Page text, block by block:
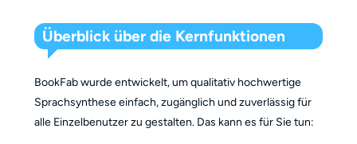
Überblick über die Kernfunktionen
BookFab wurde entwickelt, um qualitativ hochwertige
Sprachsynthese einfach, zugänglich und zuverlässig für
alle Einzelbenutzer zu gestalten. Das kann es für Sie tun: